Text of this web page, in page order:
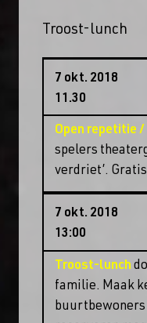
Troost-lunch
7 okt. 2018
11.30
Open repetitie
spelers
verdriet’.
7 okt. 2018
13:00
Troost-lunch
familie. Maak
buurtbewoners